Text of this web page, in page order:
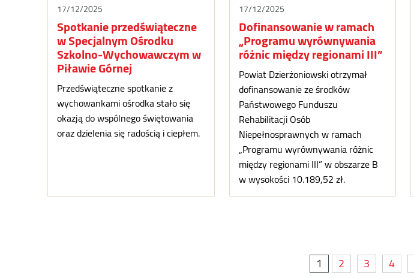
17/12/2025
Spotkanie przedświąteczne
w Specjalnym Ośrodku
Szkolno-Wychowawczym w
Piławie Górnej
Przedświąteczne spotkanie z
wychowankami ośrodka stało się
okazją do wspólnego świętowania
oraz dzielenia się radością i ciepłem.
17/12/2025
Dofinansowanie w ramach
„Programu wyrównywania
różnic między regionami III”
Powiat Dzierżoniowski otrzymał
dofinansowanie ze środków
Państwowego Funduszu
Rehabilitacji Osób
Niepełnosprawnych w ramach
„Programu wyrównywania różnic
między regionami III” w obszarze B
w wysokości 10.189,52 zł.
1 2 3 4